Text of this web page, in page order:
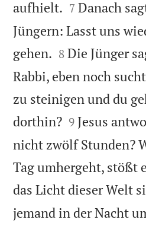
aufhielt. 

7 Danach
Jüngern: Lasst uns
gehen. 

8 Die Jünger
Rabbi, eben noch
zu steinigen und du
dorthin?
9 Jesus
nicht zwölf Stunden?
Tag umhergeht, stößt
das Licht dieser Welt
jemand in der Nacht